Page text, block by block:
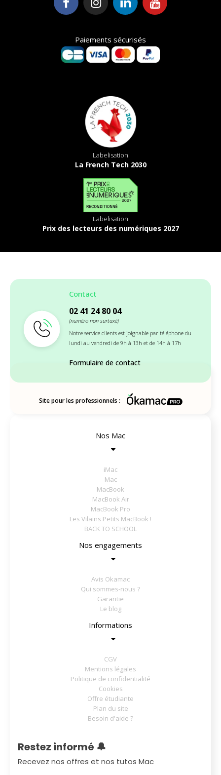
Paiements sécurisés
Labelisation
La French Tech 2030
Labelisation
Prix des lecteurs des numériques 2027
Contact
02 41 24 80 04
(numéro non surtaxé)
Notre service clients est joignable par téléphone du
lundi au vendredi de 9h à 13h et de 14h à 17h
Formulaire de contact
Site pour les professionnels :
Nos Mac
iMac
Mac
MacBook
MacBook Air
MacBook Pro
Les Vilains Petits MacBook !
BACK TO SCHOOL
Nos engagements
Avis Okamac
Qui sommes-nous ?
Garantie
Le blog
Informations
CGV
Mentions légales
Politique de confidentialité
Cookies
Offre étudiante
Plan du site
Besoin d'aide ?
Restez informé 🔔
Recevez nos offres et nos tutos Mac